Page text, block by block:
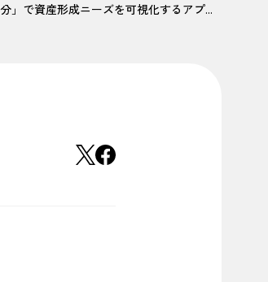
「最短2分」で資産形成ニーズを可視化するアプリ『ゴールベースシミュレーション※』を導入